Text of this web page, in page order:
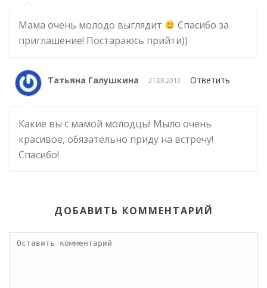
Мама очень молодо выглядит
Спасибо за
приглашение! Постараюсь прийти))
Татьяна Галушкина 31.08.2013 Ответить
Какие вы с мамой молодцы! Мыло очень
красивое, обязательно приду на встречу!
Спасибо!
ДОБАВИТЬ КОММЕНТАРИЙ